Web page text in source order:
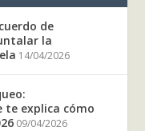
de
la
14/04/2026
te explica cómo
09/04/2026